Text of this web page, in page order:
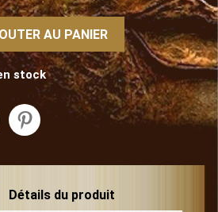
AU PANIER
stock
Détails du produit